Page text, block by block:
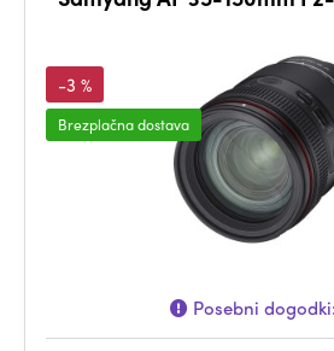
-3 %
Brezplačna dostava
Posebni dogodki: